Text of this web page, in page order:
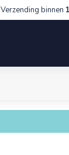
Verzending binnen